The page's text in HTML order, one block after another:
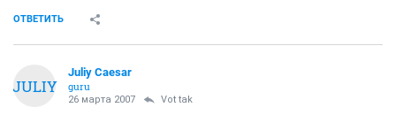
ОТВЕТИТЬ
JULIY
Juliy Caesar
guru
26 марта 2007 Vot tak